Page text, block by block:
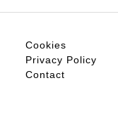
Cookies
Privacy Policy
Contact